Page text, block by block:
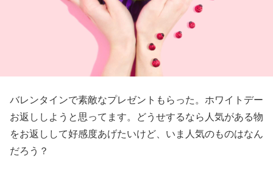
バレンタインで素敵なプレゼントもらった。ホワイトデー
お返ししようと思ってます。どうせするなら人気がある物
をお返しして好感度あげたいけど、いま人気のものはなん
だろう？